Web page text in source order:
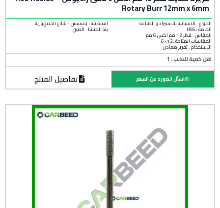
Rotary Burr 12mm x 6mm
الموزع : الاسبانية للاستيراد و الصناعة
الخامة :HSS
المنطقة : رمسيس - شارع الجمهورية
بلد المنشأ :الصين
المقاس : قطر 12 مم اكس 6 مم
المقاسات المتاحة :12×6
الاستخدام : تفريز معادن
اقل كمية للطلب : 1
تفاصيل المنتج اسأل المورد عن السعر